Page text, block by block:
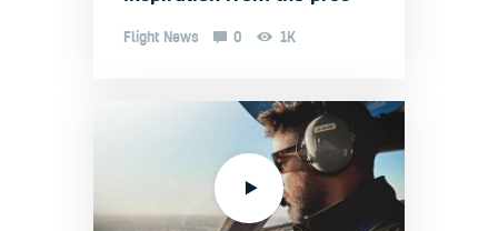
Flight News 0 1K